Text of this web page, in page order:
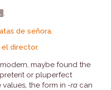
.
de señora.
director.
maybe found the
or pluperfect
the form in -ra can